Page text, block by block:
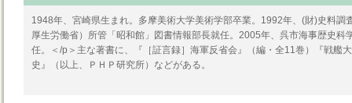
1948年、宮崎県生まれ。多摩美術大学美術学部卒業。1992年、(財)史料調
厚生労働省）所管「昭和館」図書情報部長就任。2005年、呉市海事歴史科
任。＜/p＞主な著書に、『［証言録］海軍反省会』（編・全11巻）『戦艦
史』（以上、ＰＨＰ研究所）などがある。